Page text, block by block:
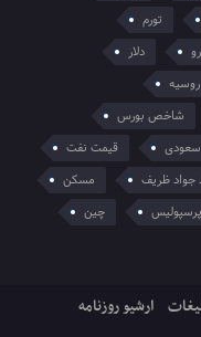
تورم
دلار
روسیه
شاخص بورس
سعودی
قیمت نفت
جواد ظریف
مسکن
پرسپولیس
چین
ارشیو روزنامه